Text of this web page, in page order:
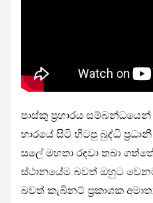
පාස්කු ප්‍රහාරය සම්බන්ධයෙන්
භාරයේ සිටි හිටපු බුද්ධි
සලේ මහතා රඳවා තබා
ස්ථානයේම බවත් ඔහුට
බවත් කැබිනට් ප්‍රකාශක